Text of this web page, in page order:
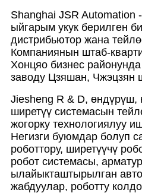
Shanghai JSR Automation
ыйгарым укук берилген
дистрибьютор жана
Компаниянын штаб-
Хонцяо бизнес
заводу Цзяшан, Чжэцзян
Jiesheng R & D, өндүрүш,
ширетүү системасын
жогорку технологиялуу
Негизги буюмдар болуп
роботтору, ширетүүчү
робот системасы,
ылайыкташтырылган
жабдуулар, роботту